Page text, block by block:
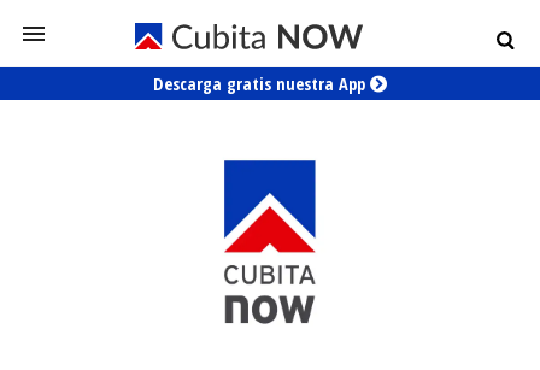
Descarga gratis nuestra App